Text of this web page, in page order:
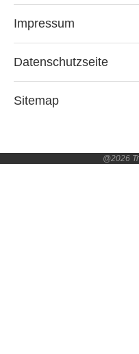
Impressum
Datenschutzseite
Sitemap
@2026